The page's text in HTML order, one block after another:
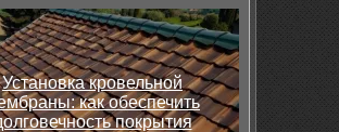
Установка кровельной
как обеспечить
покрытия